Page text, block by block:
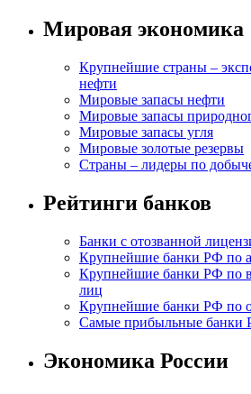
Мировая экономика
Крупнейшие страны –
нефти
Мировые запасы нефти
Мировые запасы
Мировые запасы угля
Мировые золотые резервы
Страны – лидеры по
Рейтинги банков
Банки с отозванной
Крупнейшие банки РФ по
Крупнейшие банки РФ по
лиц
Крупнейшие банки РФ по
Самые прибыльные банки
Экономика России